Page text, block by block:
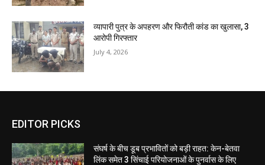
व्यापारी पुत्र के अपहरण और फिरौती कांड का खुलासा, 3
आरोपी गिरफ्तार
July 4, 2026
EDITOR PICKS
संघर्ष के बीच डूब प्रभावितों को बड़ी राहत: केन-बेतवा
लिंक समेत 3 सिंचाई परियोजनाओं के पुनर्वास के लिए